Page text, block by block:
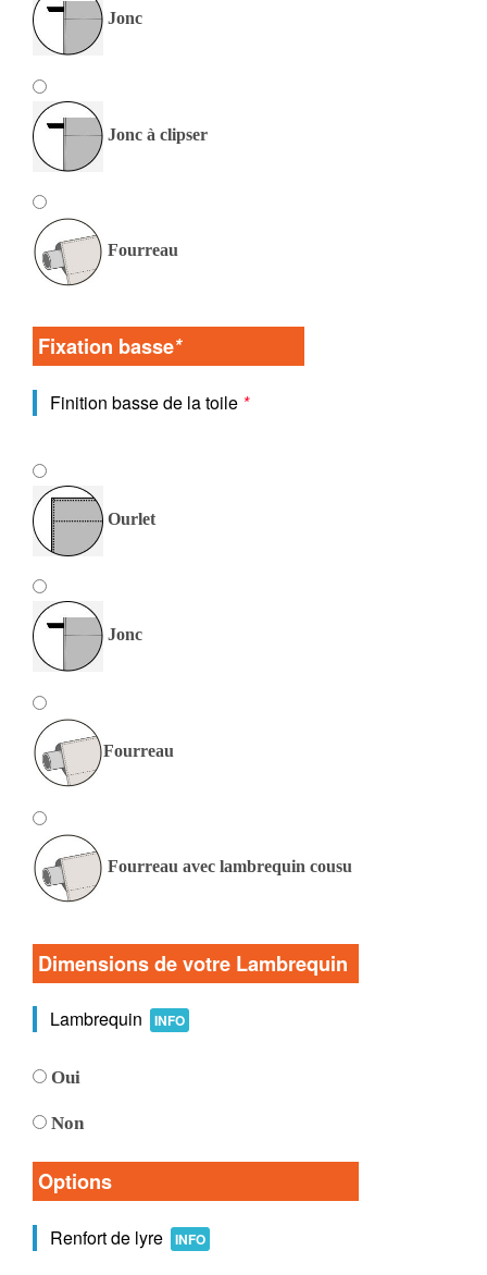
Jonc
Jonc à clipser
Fourreau
Fixation basse*
Finition basse de la toile *
Ourlet
Jonc
Fourreau
Fourreau avec lambrequin cousu
Dimensions de votre Lambrequin
Lambrequin INFO
Oui
Non
Options
Renfort de lyre INFO